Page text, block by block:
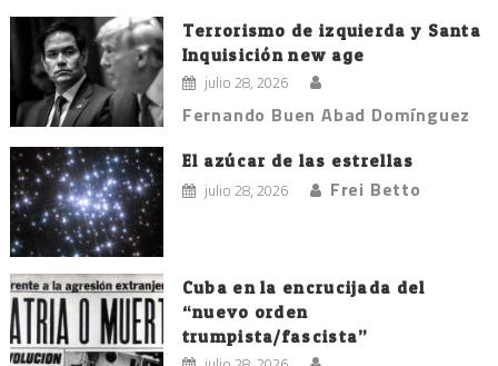
Terrorismo de izquierda y Santa
Inquisición new age
julio 28, 2026
Fernando Buen Abad Domínguez
El azúcar de las estrellas
julio 28, 2026 Frei Betto
Cuba en la encrucijada del
“nuevo orden
trumpista/fascista”